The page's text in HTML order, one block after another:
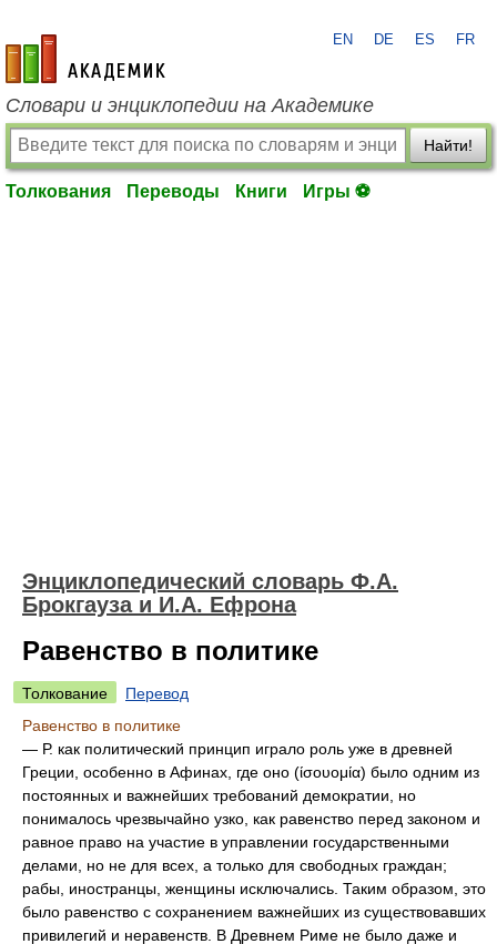
academic.ru
EN DE ES FR
Словари и энциклопедии на Академике
Найти!
Толкования Переводы Книги Игры ⚽
Энциклопедический словарь Ф.А.
Брокгауза и И.А. Ефрона
Равенство в политике
Толкование
Перевод
Равенство в политике
— Р. как политический принцип играло роль уже в древней
Греции, особенно в Афинах, где оно (ίσουομία) было одним из
постоянных и важнейших требований демократии, но
понималось чрезвычайно узко, как равенство перед законом и
равное право на участие в управлении государственными
делами, но не для всех, а только для свободных граждан;
рабы, иностранцы, женщины исключались. Таким образом, это
было равенство с сохранением важнейших из существовавших
привилегий и неравенств. В Древнем Риме не было даже и